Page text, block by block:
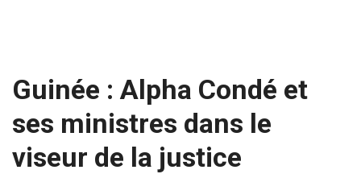
Guinée : Alpha Condé et
ses ministres dans le
viseur de la justice